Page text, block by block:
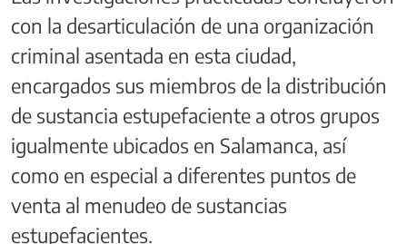
con la desarticulación de una organización
criminal asentada en esta ciudad,
encargados sus miembros de la distribución
de sustancia estupefaciente a otros grupos
igualmente ubicados en Salamanca, así
como en especial a diferentes puntos de
venta al menudeo de sustancias
estupefacientes.